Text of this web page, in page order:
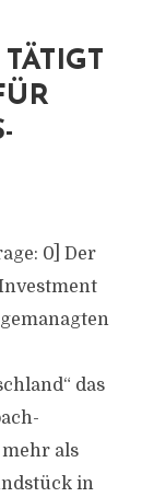
0] Der
das
als
in